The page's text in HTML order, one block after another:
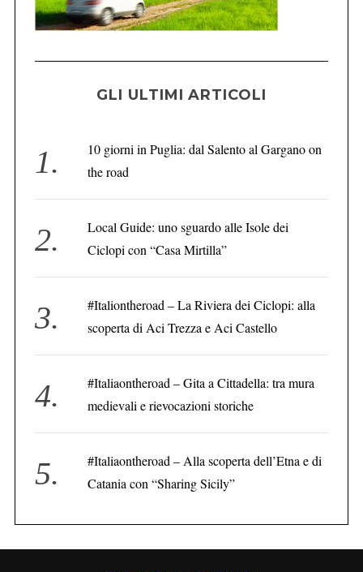
GLI ULTIMI ARTICOLI
10 giorni in Puglia: dal Salento al Gargano on
the road
Local Guide: uno sguardo alle Isole dei
Ciclopi con “Casa Mirtilla”
#Italiontheroad – La Riviera dei Ciclopi: alla
scoperta di Aci Trezza e Aci Castello
#Italiaontheroad – Gita a Cittadella: tra mura
medievali e rievocazioni storiche
#Italiaontheroad – Alla scoperta dell’Etna e di
Catania con “Sharing Sicily”